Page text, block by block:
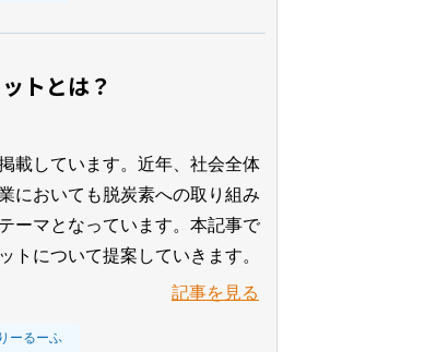
トとは？
載しています。近年、社会全体
においても脱炭素への取り組み
ーマとなっています。本記事で
トについて提案していきます。
記事を見る
ーるーふ